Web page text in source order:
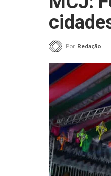
Por Redação